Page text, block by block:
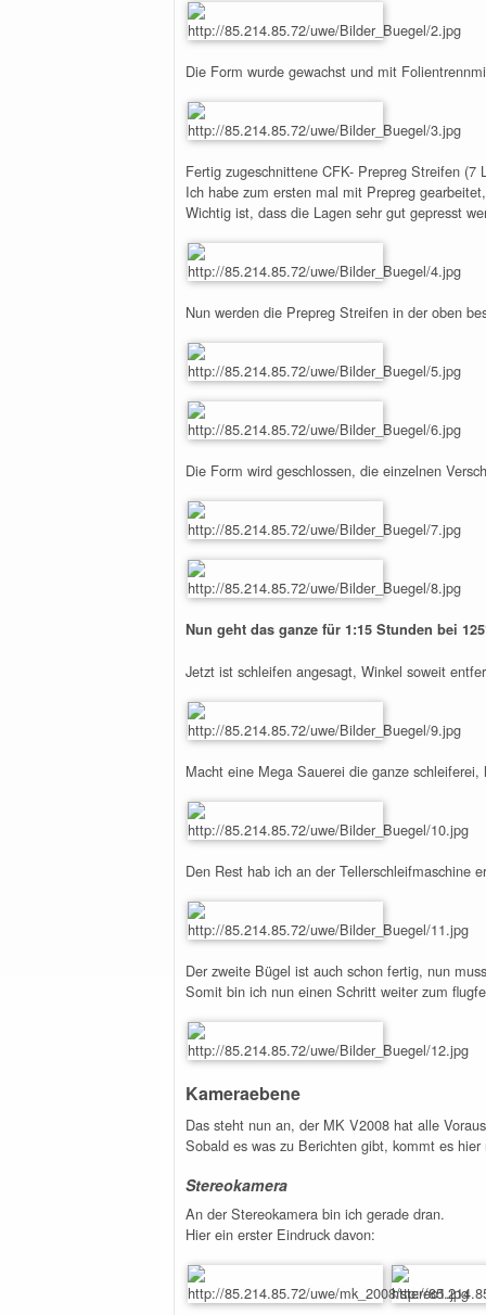
Die Form wurde gewachst und mit
Fertig zugeschnittene CFK- Prepreg Streifen
Ich habe zum ersten mal mit Prepreg
Wichtig ist, dass die Lagen sehr gut gepresst
Nun werden die Prepreg Streifen in der oben
Die Form wird geschlossen, die einzelnen
Nun geht das ganze für 1:15 Stunden bei
Jetzt ist schleifen angesagt, Winkel soweit
Macht eine Mega Sauerei die ganze
Den Rest hab ich an der Tellerschleifmaschine
Der zweite Bügel ist auch schon fertig, nun
Somit bin ich nun einen Schritt weiter zum
Kameraebene
Das steht nun an, der MK V2008 hat alle
Sobald es was zu Berichten gibt, kommt es hier
Stereokamera
An der Stereokamera bin ich gerade dran.
Hier ein erster Eindruck davon: